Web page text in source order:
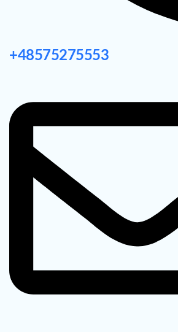
+48575275553